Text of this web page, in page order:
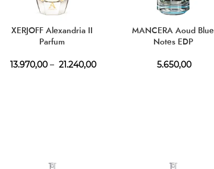
XERJOFF Alexandria II
Parfum
13.970,00 – 21.240,00
MANCERA Aoud Blue
Notes EDP
5.650,00